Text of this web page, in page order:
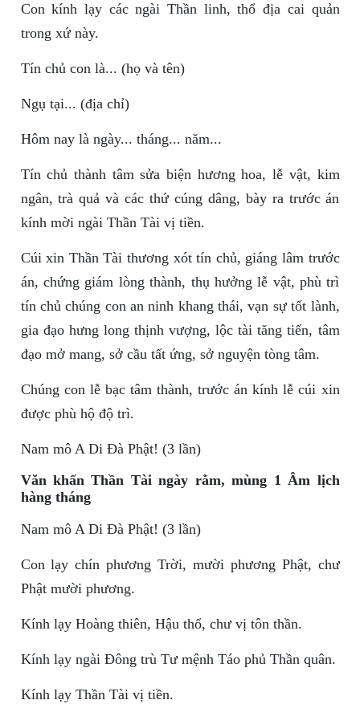
Con kính lạy các ngài Thần linh, thổ địa cai quản
trong xứ này.
Tín chủ con là... (họ và tên)
Ngụ tại... (địa chỉ)
Hôm nay là ngày... tháng... năm...
Tín chủ thành tâm sửa biện hương hoa, lễ vật, kim
ngân, trà quả và các thứ cúng dâng, bày ra trước án
kính mời ngài Thần Tài vị tiền.
Cúi xin Thần Tài thương xót tín chủ, giáng lâm trước
án, chứng giám lòng thành, thụ hưởng lễ vật, phù trì
tín chủ chúng con an ninh khang thái, vạn sự tốt lành,
gia đạo hưng long thịnh vượng, lộc tài tăng tiến, tâm
đạo mở mang, sở cầu tất ứng, sở nguyện tòng tâm.
Chúng con lễ bạc tâm thành, trước án kính lễ cúi xin
được phù hộ độ trì.
Nam mô A Di Đà Phật! (3 lần)
Văn khấn Thần Tài ngày rằm, mùng 1 Âm lịch
hàng tháng
Nam mô A Di Đà Phật! (3 lần)
Con lạy chín phương Trời, mười phương Phật, chư
Phật mười phương.
Kính lạy Hoàng thiên, Hậu thổ, chư vị tôn thần.
Kính lạy ngài Đông trù Tư mệnh Táo phủ Thần quân.
Kính lạy Thần Tài vị tiền.